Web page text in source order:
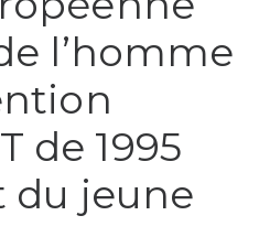
l’homme
de 1995
du jeune